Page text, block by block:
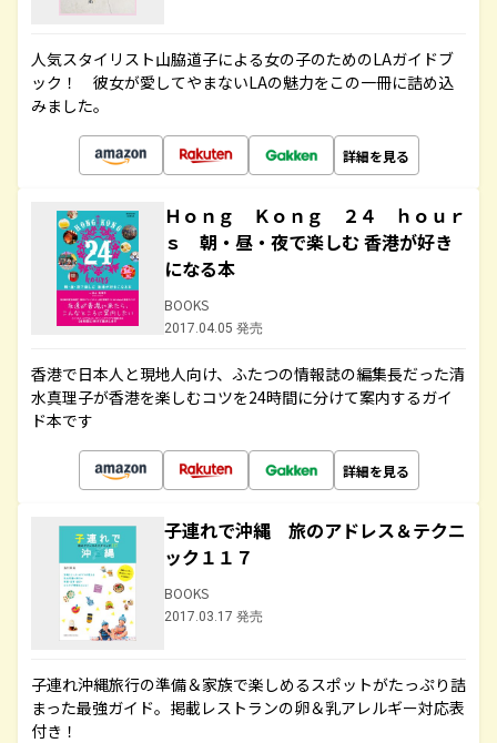
人気スタイリスト山脇道子による女の子のためのLAガイドブ
ック！ 彼女が愛してやまないLAの魅力をこの一冊に詰め込
みました。
詳細を見る
Ｈｏｎｇ Ｋｏｎｇ ２４ ｈｏｕｒ
ｓ 朝・昼・夜で楽しむ 香港が好き
になる本
BOOKS
2017.04.05 発売
香港で日本人と現地人向け、ふたつの情報誌の編集長だった清
水真理子が香港を楽しむコツを24時間に分けて案内するガイ
ド本です
詳細を見る
子連れで沖縄 旅のアドレス＆テクニ
ック１１７
BOOKS
2017.03.17 発売
子連れ沖縄旅行の準備＆家族で楽しめるスポットがたっぷり詰
まった最強ガイド。掲載レストランの卵＆乳アレルギー対応表
付き！